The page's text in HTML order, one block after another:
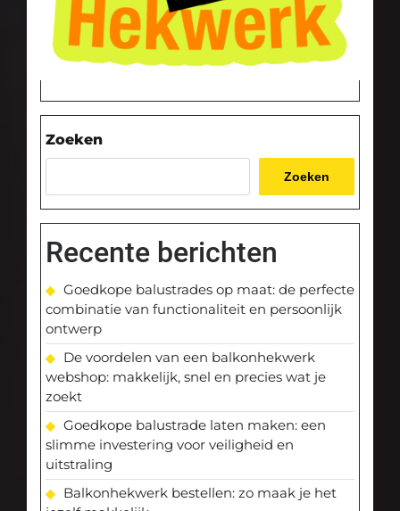
Zoeken
Zoeken
Recente berichten
Goedkope balustrades op maat: de perfecte
combinatie van functionaliteit en persoonlijk
ontwerp
De voordelen van een balkonhekwerk
webshop: makkelijk, snel en precies wat je
zoekt
Goedkope balustrade laten maken: een
slimme investering voor veiligheid en
uitstraling
Balkonhekwerk bestellen: zo maak je het